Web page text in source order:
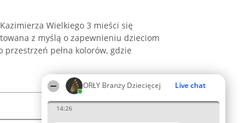
ORŁY Branży Dziecięcej Live chat
14:26
Wielkiego 3 mieści się
z myślą o zapewnieniu dzieciom
pełna kolorów, gdzie